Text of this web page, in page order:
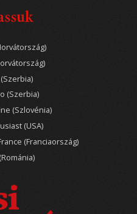
(Szerbia)
(Szlovénia)
(USA)
(Franciaország)